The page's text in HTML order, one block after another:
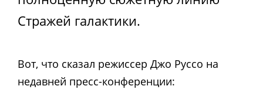
Стражей галактики.
Вот, что сказал режиссер Джо Руссо на
недавней пресс-конференции: